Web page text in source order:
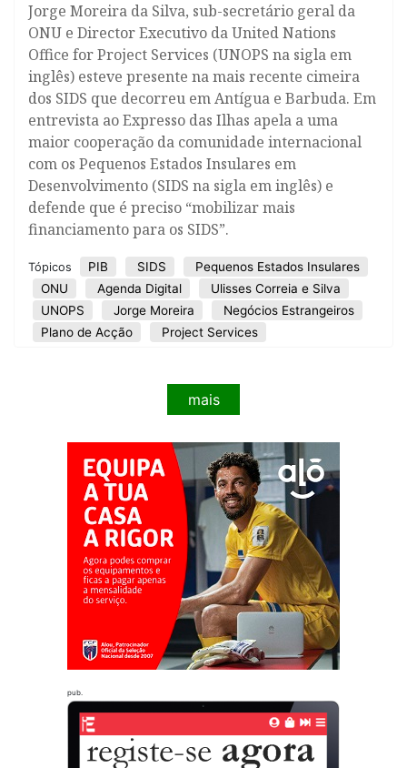
Jorge Moreira da Silva, sub-secretário geral da
ONU e Director Executivo da United Nations
Office for Project Services (UNOPS na sigla em
inglês) esteve presente na mais recente cimeira
dos SIDS que decorreu em Antígua e Barbuda. Em
entrevista ao Expresso das Ilhas apela a uma
maior cooperação da comunidade internacional
com os Pequenos Estados Insulares em
Desenvolvimento (SIDS na sigla em inglês) e
defende que é preciso “mobilizar mais
financiamento para os SIDS”.
Tópicos PIB SIDS
Pequenos Estados Insulares
ONU
Agenda Digital
Ulisses Correia e Silva
UNOPS
Jorge Moreira
Negócios Estrangeiros
Plano de Acção
Project Services
mais
pub.